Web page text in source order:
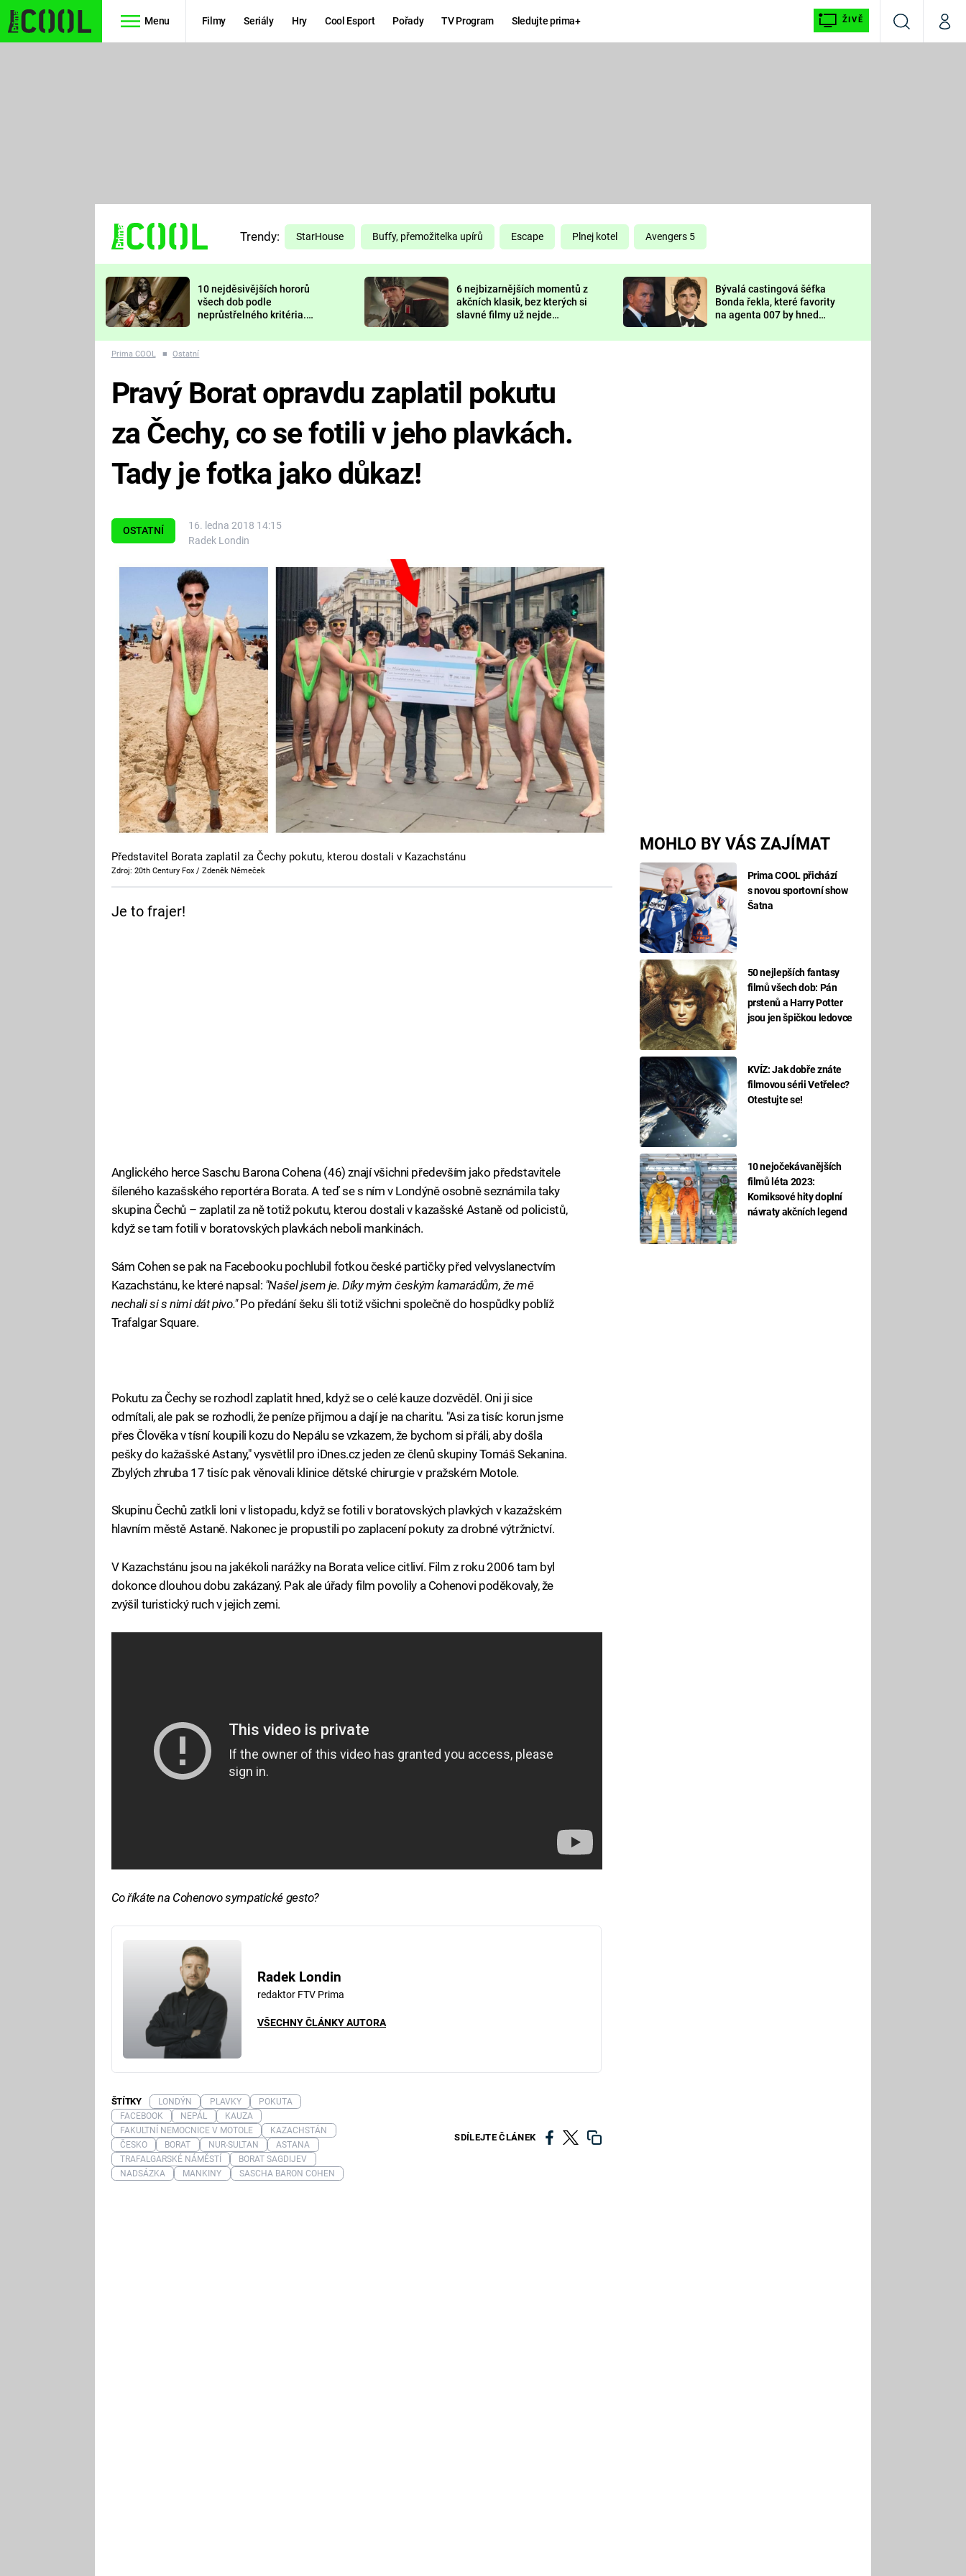
Menu Filmy Seriály Hry Cool Esport Pořady TV Program Sledujte prima+ ŽIVĚ
VyhledáváníMůj
TŘESKU
FUTURAMA
PREDÁTOR
DELIVERANCE
KOMEDIE
CHUCK
NORRIS
DEADPOOL
Prima LAJK
Sledujte nás
Trendy: StarHouse Buffy, přemožitelka upírů Escape Plnej kotel Avengers 5
10 nejděsivějších hororů
všech dob podle
neprůstřelného kritéria.
nejvíc zvednou tep?
6 nejbizarnějších momentů z
akčních klasik, bez kterých si
slavné filmy už nejde
Bývalá castingová šéfka
Bonda řekla, které favority
na agenta 007 by hned
Prima COOL ■ Ostatní
OSTATNÍ
16. ledna 2018 14:15
Radek Londin
MOHLO BY VÁS ZAJÍMAT
Prima COOL přichází
s novou sportovní show
Šatna
50 nejlepších fantasy
filmů všech dob: Pán
prstenů a Harry Potter
jsou jen špičkou ledovce
KVÍZ: Jak dobře znáte
filmovou sérii Vetřelec?
Otestujte se!
10 nejočekávanějších
filmů léta 2023:
Komiksové hity doplní
návraty akčních legend
Pravý Borat opravdu zaplatil pokutu
za Čechy, co se fotili v jeho plavkách.
Tady je fotka jako důkaz!
Představitel Borata zaplatil za Čechy pokutu, kterou dostali v Kazachstánu
Zdroj: 20th Century Fox / Zdeněk Němeček
Je to frajer!
Anglického herce Saschu Barona Cohena (46) znají všichni především jako představitele
šíleného kazašského reportéra Borata. A teď se s ním v Londýně osobně seznámila taky
skupina Čechů – zaplatil za ně totiž pokutu, kterou dostali v kazašské Astaně od policistů,
když se tam fotili v boratovských plavkách neboli mankinách.
Sám Cohen se pak na Facebooku pochlubil fotkou české partičky před velvyslanectvím
Kazachstánu, ke které napsal: "Našel jsem je. Díky mým českým kamarádům, že mě
nechali si s nimi dát pivo."Po předání šeku šli totiž všichni společně do hospůdky poblíž
Trafalgar Square.
Pokutu za Čechy se rozhodl zaplatit hned, když se o celé kauze dozvěděl. Oni ji sice
odmítali, ale pak se rozhodli, že peníze přijmou a dají je na charitu. "Asi za tisíc korun jsme
přes Člověka v tísní koupili kozu do Nepálu se vzkazem, že bychom si přáli, aby došla
pešky do kažašské Astany," vysvětlil pro iDnes.cz jeden ze členů skupiny Tomáš Sekanina.
Zbylých zhruba 17 tisíc pak věnovali klinice dětské chirurgie v pražském Motole.
Skupinu Čechů zatkli loni v listopadu, když se fotili v boratovských plavkých v kazažském
hlavním městě Astaně. Nakonec je propustili po zaplacení pokuty za drobné výtržnictví.
V Kazachstánu jsou na jakékoli narážky na Borata velice citliví. Film z roku 2006 tam byl
dokonce dlouhou dobu zakázaný. Pak ale úřady film povolily a Cohenovi poděkovaly, že
zvýšil turistický ruch v jejich zemi.
Co říkáte na Cohenovo sympatické gesto?
Radek Londin
redaktor FTV Prima
VŠECHNY ČLÁNKY AUTORA
SDÍLEJTE ČLÁNEK
ŠTÍTKY LONDÝN PLAVKY
POKUTA
FACEBOOK
NEPÁL
KAUZA
FAKULTNÍ NEMOCNICE V MOTOLE
KAZACHSTÁN
ČESKO
BORAT NUR-SULTAN
ASTANA
TRAFALGARSKÉ NÁMĚSTÍ
BORAT SAGDIJEV
NADSÁZKA
MANKINY SASCHA BARON COHEN